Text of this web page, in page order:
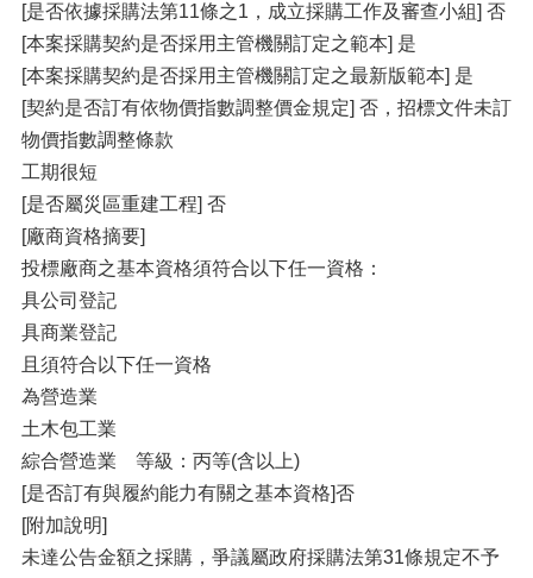
[是否依據採購法第11條之1，成立採購工作及審查小組] 否
[本案採購契約是否採用主管機關訂定之範本] 是
[本案採購契約是否採用主管機關訂定之最新版範本] 是
[契約是否訂有依物價指數調整價金規定] 否，招標文件未訂
物價指數調整條款
工期很短
[是否屬災區重建工程] 否
[廠商資格摘要]
投標廠商之基本資格須符合以下任一資格：
具公司登記
具商業登記
且須符合以下任一資格
為營造業
土木包工業
綜合營造業 等級：丙等(含以上)
[是否訂有與履約能力有關之基本資格]否
[附加說明]
未達公告金額之採購，爭議屬政府採購法第31條規定不予